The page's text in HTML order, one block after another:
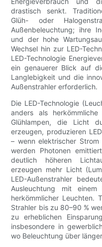
drastisch senkt.
Glüh- oder
Außenbeleuchtung; ihre
und der hohe
Wechsel hin zur LED-
LED-Technologie
ein genauerer Blick auf
Langlebigkeit und die
Außenstrahler erforderlich.
Die LED-Technologie
anders als
Glühlampen, die Licht
erzeugen, produzieren
– wenn elektrischer
werden Photonen
deutlich höheren
erzeugen mehr Licht
LED-Außenstrahler
Ausleuchtung mit einem
herkömmlicher Leuchten.
Strahler bis zu 80–90 %
zu erheblichen
insbesondere in
wo Beleuchtung über